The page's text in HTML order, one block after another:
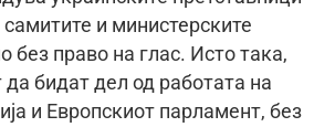
и министерските
без право на глас. Исто така,
бидат дел од работата на
и Европскиот парламент, без